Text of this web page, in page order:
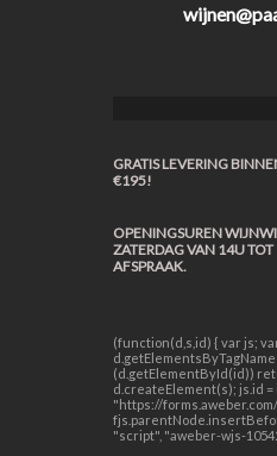
GRATIS LEVERING
€195!
OPENINGSUREN
ZATERDAG VAN 14U
AFSPRAAK.
(function(d,s,id) { var js;
(d.getElementById(id))
d.createElement(s); js.id =
"https://
"script", "aweber-wjs-